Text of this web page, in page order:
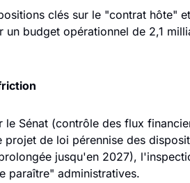
clés sur le "contrat hôte"
un budget opérationnel de 2,1
le Sénat (contrôle des flux
projet de loi pérennise des
jusqu'en 2027),
paraître" administratives.